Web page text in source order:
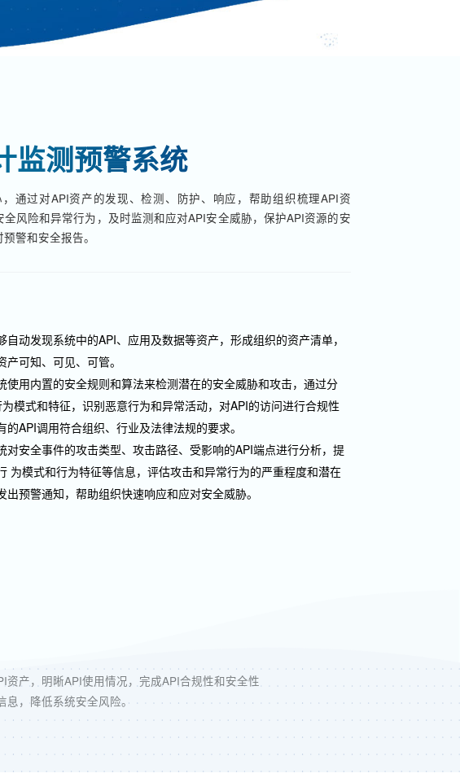
监测预警系统
通过对API资产的发现、检测、防护、响应，帮助组织梳理API资
全风险和异常行为，及时监测和应对API安全威胁，保护API资源的安
警和安全报告。
自动发现系统中的API、应用及数据等资产，形成组织的资产清单，
可知、可见、可管。
使用内置的安全规则和算法来检测潜在的安全威胁和攻击，通过分
模式和特征，识别恶意行为和异常活动，对API的访问进行合规性
的API调用符合组织、行业及法律法规的要求。
对安全事件的攻击类型、攻击路径、受影响的API端点进行分析，提
为模式和行为特征等信息，评估攻击和异常行为的严重程度和潜在
出预警通知，帮助组织快速响应和应对安全威胁。
产，明晰API使用情况，完成API合规性和安全性
，降低系统安全风险。